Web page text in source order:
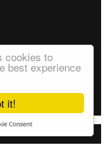
it!
cookies to
best experience